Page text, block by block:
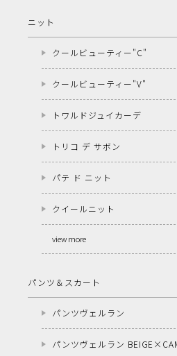
ニット
クールビューティー"C"
クールビューティー"V"
トワルドジュイカーデ
トリコ デ サボン
パテ ド ニット
クイールニット
view more
パンツ＆スカート
パンツヴェルラン
パンツヴェルラン